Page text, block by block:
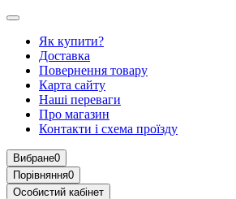
Як купити?
Доставка
Повернення товару
Карта сайту
Наші переваги
Про магазин
Контакти і схема проїзду
Вибране0
Порівняння0
Особистий кабінет